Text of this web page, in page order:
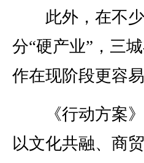
此外，在不少
分“硬产业”，三
作在现阶段更容易
《行动方案》
以文化共融、商